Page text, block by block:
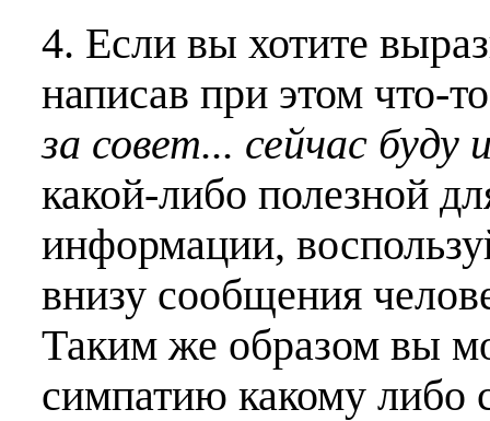
4. Если вы хотите
написав при этом что-
за совет... сейчас буду
какой-либо полезной
информации,
внизу сообщения
Таким же образом вы
симпатию какому